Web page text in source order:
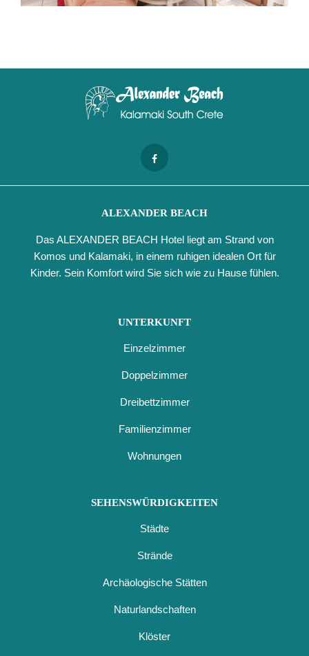
ALEXANDER BEACH
Das ALEXANDER BEACH Hotel liegt am Strand von
Komos und Kalamaki, in einem ruhigen idealen Ort für
Kinder. Sein Komfort wird Sie sich wie zu Hause fühlen.
UNTERKUNFT
Einzelzimmer
Doppelzimmer
Dreibettzimmer
Familienzimmer
Wohnungen
SEHENSWÜRDIGKEITEN
Städte
Strände
Archäologische Stätten
Naturlandschaften
Klöster